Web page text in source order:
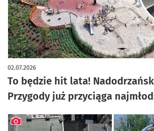
To będzie hit lata!
Przygody już przyciąga
02.07.2026
artykuł z galerią zdjęć